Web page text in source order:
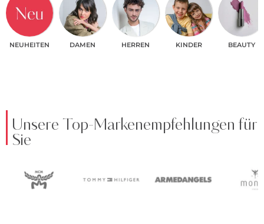
NEUHEITEN DAMEN HERREN KINDER BEAUTY
Unsere Top-Markenempfehlungen für
Sie